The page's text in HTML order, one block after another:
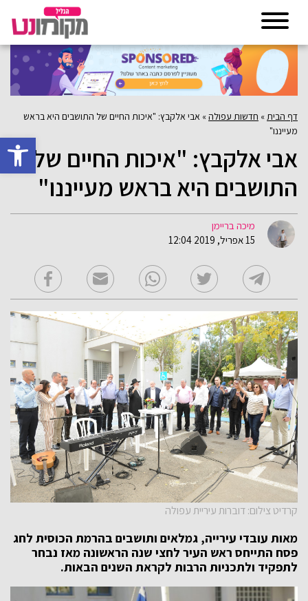
פתח
דף הבית » חדשות עפולה» אבי אלקבץ: "איכות החיים של התושבים היא בראש
מעייננו"
אבי אלקבץ: "איכות החיים של
התושבים היא בראש מעייננו"
מיכה בריימן
15 אפריל, 2019 12:04
קרדיט צילום: דוברות עיריית עפולה
מאות עובדי עירייה, גמלאים ותושבים בהרמת הכוסית לחג
פסח התייחס ראש העיר לחצי שנה הראשונה מאז נבחר
לתפקיד ולתכניות הרבות לקראת השנים הבאות.